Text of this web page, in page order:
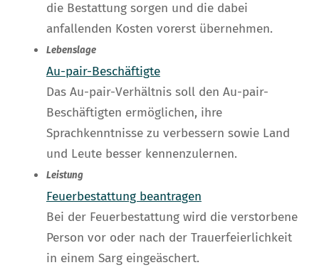
die Bestattung sorgen und die dabei
anfallenden Kosten vorerst übernehmen.
Lebenslage
Au-pair-Beschäftigte
Das Au-pair-Verhältnis soll den Au-pair-
Beschäftigten ermöglichen, ihre
Sprachkenntnisse zu verbessern sowie Land
und Leute besser kennenzulernen.
Leistung
Feuerbestattung beantragen
Bei der Feuerbestattung wird die verstorbene
Person vor oder nach der Trauerfeierlichkeit
in einem Sarg eingeäschert.